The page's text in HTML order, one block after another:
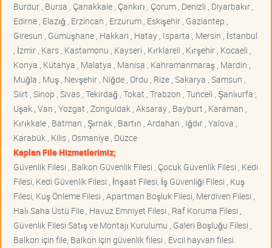
Burdur , Bursa , Çanakkale , Çankırı , Çorum , Denizli , Diyarbakır ,
Edirne , Elazığ , Erzincan , Erzurum , Eskişehir , Gaziantep ,
Giresun , Gümüşhane , Hakkari , Hatay , Isparta , Mersin , İstanbul
, İzmir , Kars , Kastamonu , Kayseri , Kırklareli , Kırşehir , Kocaeli ,
Konya , Kütahya , Malatya , Manisa , Kahramanmaraş , Mardin ,
Muğla , Muş , Nevşehir , Niğde , Ordu , Rize , Sakarya , Samsun ,
Siirt , Sinop , Sivas , Tekirdağ , Tokat , Trabzon , Tunceli , Şanlıurfa ,
Uşak , Van , Yozgat , Zonguldak , Aksaray , Bayburt , Karaman ,
Kırıkkale , Batman , Şırnak , Bartın , Ardahan , Iğdır , Yalova ,
Karabük , Kilis , Osmaniye , Düzce
Kaplan File Hizmetlerimiz;
Güvenlik Filesi , Balkon Güvenlik Filesi , Çocuk Güvenlik Filesi , Kedi
Filesi, Kedi Güvenlik Filesi , İnşaat Filesi, İş Güvenliği Filesi , Kuş
Filesi, Kuş Önleme Filesi , Apartman Boşluk Filesi, Merdiven Filesi ,
Halı Saha Üstü File , Havuz Emniyet Filesi , Raf Koruma Filesi ,
Güvenlik Filesi Satış ve Montajı Kurulumu , Galeri Boşluğu Filesi ,
Balkon için file, Balkon için güvenlik filesi , Evcil hayvan filesi